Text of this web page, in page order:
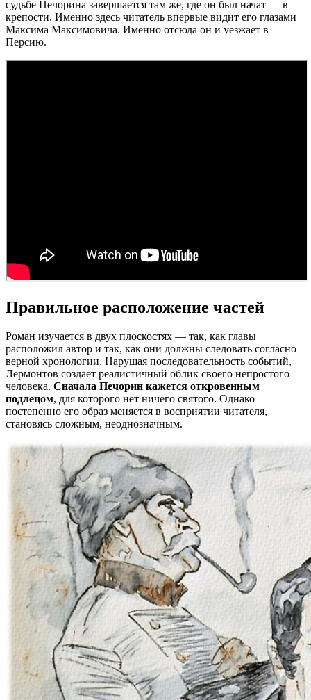
судьбе Печорина завершается там же, где он был начат — в
крепости. Именно здесь читатель впервые видит его глазами
Максима Максимовича. Именно отсюда он и уезжает в
Персию.
Правильное расположение частей
Роман изучается в двух плоскостях — так, как главы
расположил автор и так, как они должны следовать согласно
верной хронологии. Нарушая последовательность событий,
Лермонтов создает реалистичный облик своего непростого
человека. Сначала Печорин кажется откровенным
подлецом, для которого нет ничего святого. Однако
постепенно его образ меняется в восприятии читателя,
становясь сложным, неоднозначным.